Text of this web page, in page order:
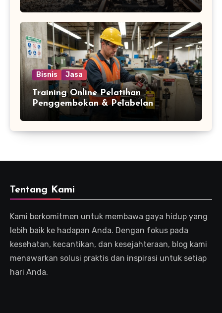
Bisnis Jasa
Training Online Pelatihan
Penggembokan & Pelabelan
Tentang Kami
Kami berkomitmen untuk membawa gaya hidup yang
lebih baik ke hadapan Anda. Dengan fokus pada
kesehatan, kecantikan, dan kesejahteraan, blog kami
menawarkan solusi praktis dan inspirasi untuk setiap
hari Anda.